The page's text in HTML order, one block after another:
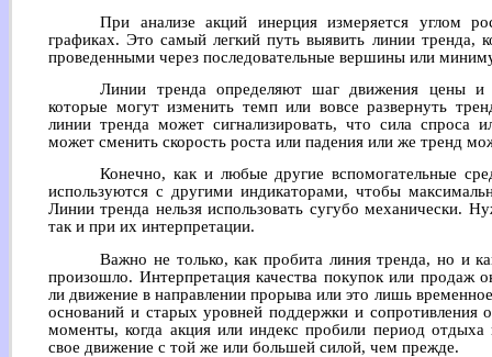
При анализе акций инерция измеряется углом
графиках. Это самый легкий путь выявить линии тренда,
проведенными через последовательные вершины или
Линии тренда определяют шаг движения цены и
которые могут изменить темп или вовсе развернуть
линии тренда может сигнализировать, что сила спроса
может сменить скорость роста или падения или же тренд
Конечно, как и любые другие вспомогательные
используются с другими индикаторами, чтобы
Линии тренда нельзя использовать сугубо механически.
так и при их интерпретации.
Важно не только, как пробита линия тренда, но и
произошло. Интерпретация качества покупок или продаж
ли движение в направлении прорыва или это лишь
оснований и старых уровней поддержки и сопротивления
моменты, когда акция или индекс пробили период
свое движение с той же или большей силой, чем прежде.